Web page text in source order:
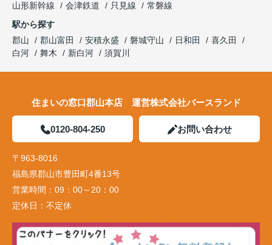
山形新幹線
会津鉄道 只見線
常磐線
駅から探す
郡山
郡山富田 安積永盛 磐城守山 日和田
喜久田
白河
舞木 新白河 須賀川
住まいの窓口郡山本店 運営株式会社バースランド
0120-804-250 お問い合わせ
〒963-8016
福島県郡山市豊田町4番13号
営業時間： 09：00～20：00
定休日： 不定休